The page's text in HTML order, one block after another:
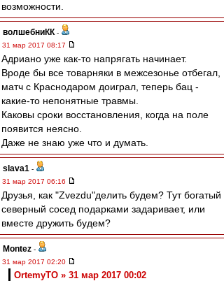
возможности.
волшебниКК -
31 мар 2017 08:17
Адриано уже как-то напрягать начинает.
Вроде бы все товарняки в межсезонье отбегал,
матч с Краснодаром доиграл, теперь бац -
какие-то непонятные травмы.
Каковы сроки восстановления, когда на поле
появится неясно.
Даже не знаю уже что и думать.
slava1 -
31 мар 2017 06:16
Друзья, как "Zvezdu"делить будем? Тут богатый
северный сосед подарками задаривает, или
вместе дружить будем?
Montez -
31 мар 2017 02:20
OrtemyTO » 31 мар 2017 00:02